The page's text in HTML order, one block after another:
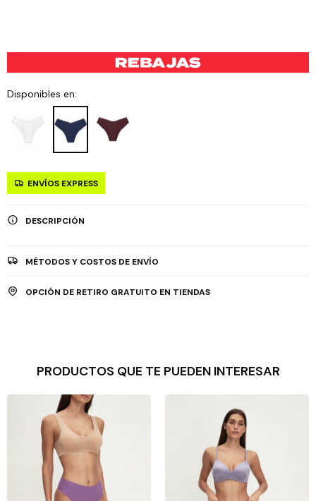
Disponibles en:
ENVÍOS EXPRESS
DESCRIPCIÓN
MÉTODOS Y COSTOS DE ENVÍO
OPCIÓN DE RETIRO GRATUITO EN TIENDAS
PRODUCTOS QUE TE PUEDEN INTERESAR